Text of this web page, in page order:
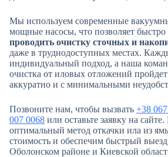
Мы используем современные
мощные насосы, что позволяет
проводить очистку сточных и
даже в труднодоступных местах.
индивидуальный подход, а наша
очистка от иловых отложений пройдет
аккуратно и с минимальными
Позвоните нам, чтобы вызвать +38
007 0068 или оставьте заявку на
оптимальный метод откачки ила из
стоимость и обеспечим быстрый
Оболонском районе и Киевской